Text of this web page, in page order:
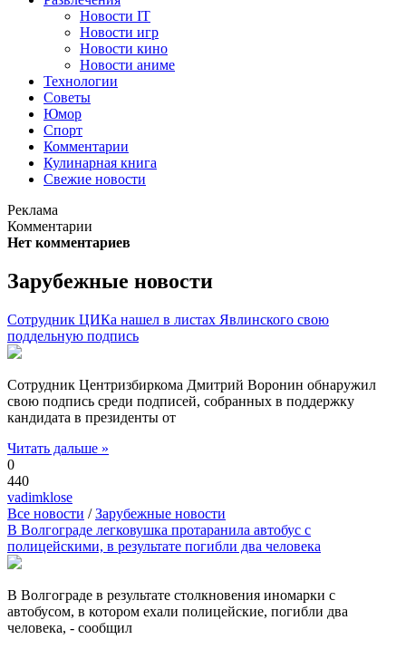
Новости IT
Новости игр
Новости кино
Новости аниме
Технологии
Советы
Юмор
Спорт
Комментарии
Кулинарная книга
Свежие новости
Реклама
Комментарии
Нет комментариев
Зарубежные новости
Сотрудник ЦИКа нашел в листах Явлинского свою
поддельную подпись
Сотрудник Центризбиркома Дмитрий Воронин обнаружил
свою подпись среди подписей, собранных в поддержку
кандидата в президенты от
Читать дальше »
0
440
vadimklose
Все новости /Зарубежные новости
В Волгограде легковушка протаранила автобус с
полицейскими, в результате погибли два человека
В Волгограде в результате столкновения иномарки с
автобусом, в котором ехали полицейские, погибли два
человека, - сообщил